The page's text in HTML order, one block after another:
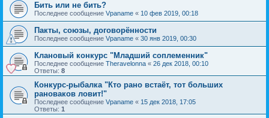
Бить или не бить?
Последнее сообщение Vpaname « 10 фев 2019, 00:18
Пакты, союзы, договорённости
Последнее сообщение Vpaname « 30 янв 2019, 00:30
Клановый конкурс "Младший соплеменник"
Последнее сообщение Theravelonna « 26 дек 2018, 00:10
Ответы: 8
Конкурс-рыбалка "Кто рано встаёт, тот больших
рановаков ловит!"
Последнее сообщение Vpaname « 15 дек 2018, 17:05
Ответы: 1